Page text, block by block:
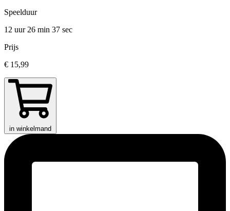
Speelduur
12 uur 26 min 37 sec
Prijs
€ 15,99
in winkelmand